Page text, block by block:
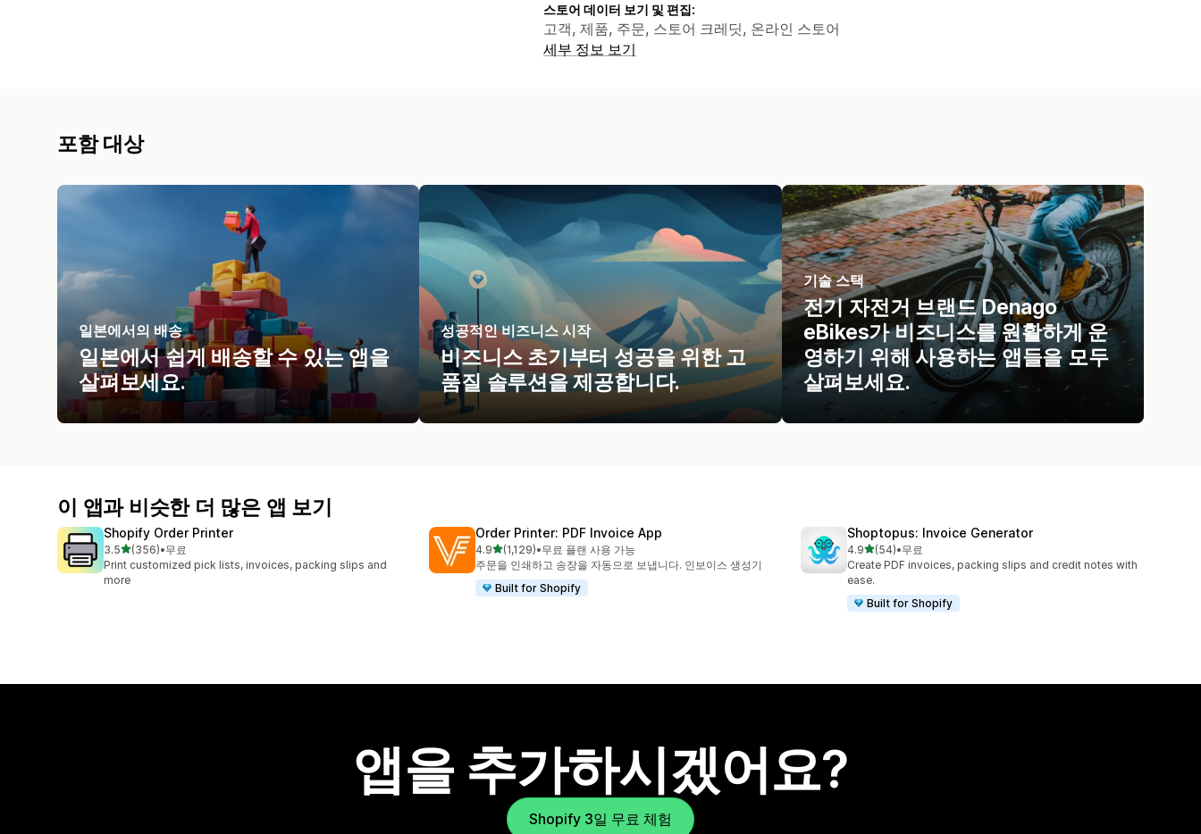
스토어 데이터 보기 및 편집:
고객, 제품, 주문, 스토어 크레딧, 온라인 스토어
세부 정보 보기
포함 대상
일본에서의 배송
일본에서 쉽게 배송할 수 있는 앱을
살펴보세요.
성공적인 비즈니스 시작
비즈니스 초기부터 성공을 위한 고
품질 솔루션을 제공합니다.
기술 스택
전기 자전거 브랜드 Denago
eBikes가 비즈니스를 원활하게 운
영하기 위해 사용하는 앱들을 모두
살펴보세요.
이 앱과 비슷한 더 많은 앱 보기
Shopify Order Printer
3.5별 5개 중
(356)
총 리뷰 356개
•무료
Print customized pick lists, invoices, packing slips and
more
Order Printer: PDF Invoice App
4.9별 5개 중
(1,129)
총 리뷰 1129개
•무료 플랜 사용 가능
주문을 인쇄하고 송장을 자동으로 보냅니다. 인보이스 생성기
Built for Shopify
Shoptopus: Invoice Generator
4.9별 5개 중
(54)
총 리뷰 54개
•무료
Create PDF invoices, packing slips and credit notes with
ease.
Built for Shopify
앱을 추가하시겠어요?
Shopify 3일 무료 체험